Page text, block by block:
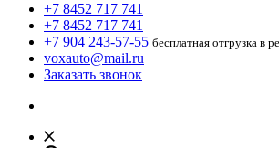
+7 8452 717 741
+7 8452 717 741
+7 904 243-57-55 бесплатная отгрузка в
voxauto@mail.ru
Заказать звонок